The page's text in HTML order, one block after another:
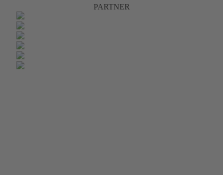
PARTNER